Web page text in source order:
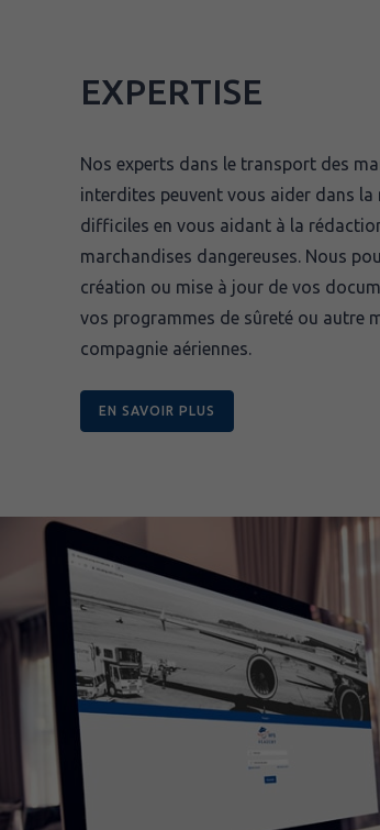
EXPERTISE
Nos experts dans le transport des
interdites peuvent vous aider dans
difficiles en vous aidant à la
marchandises dangereuses. Nous
création ou mise à jour de vos
vos programmes de sûreté ou autre
compagnie aériennes.
EN SAVOIR PLUS